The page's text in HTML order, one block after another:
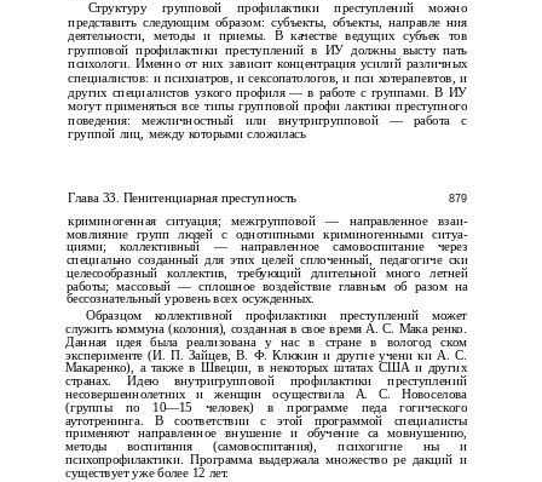
Структуру групповой профилактики преступлений можно
представить следующим образом: субъекты, объекты, направле­ ния
деятельности, методы и приемы. В качестве ведущих субъек­ тов
групповой профилактики преступлений в ИУ должны высту­ пать
психологи. Именно от них зависит концентрация усилий различных
специалистов: и психиатров, и сексопатологов, и пси­ хотерапевтов, и
других специалистов узкого профиля — в работе с группами. В ИУ
могут применяться все типы групповой профи­ лактики преступного
поведения: межличностный или внутригрупповой — работа с
группой лиц, между которыми сложилась
Глава 33. Пенитенциарная преступность 879
криминогенная ситуация; межгрупповой — направленное взаи­
мовлияние групп людей с однотипными криминогенными ситуа­
циями; коллективный — направленное самовоспитание через
специально созданный для этих целей сплоченный, педагогиче­ ски
целесообразный коллектив, требующий длительной много­ летней
работы; массовый — сплошное воздействие главным об­ разом на
бессознательный уровень всех осужденных.
Образцом коллективной профилактики преступлений может
служить коммуна (колония), созданная в свое время А. С. Мака­ ренко.
Данная идея была реализована у нас в стране в вологод­ ском
эксперименте (И. П. Зайцев, В. Ф. Клюкин и другие учени­ ки А. С.
Макаренко), а также в Швеции, в некоторых штатах США и других
странах. Идею внутригрупповой профилактики преступлений
несовершеннолетних и женщин осуществила А. С. Новоселова
(группы по 10—15 человек) в программе педа­ гогического
аутотренинга. В соответствии с этой программой специалисты
применяют направленное внушение и обучение са­ мовнушению,
методы воспитания (самовоспитания), психогигие­ ны и
психопрофилактики. Программа выдержала множество ре­ дакций и
существует уже более 12 лет.